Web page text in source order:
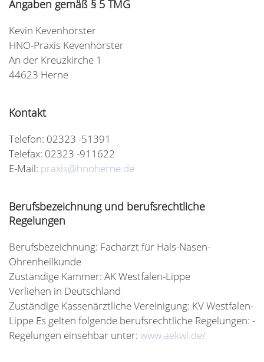
Angaben gemäß § 5 TMG
Kevin Kevenhörster
HNO-Praxis Kevenhörster
An der Kreuzkirche 1
44623 Herne
Kontakt
Telefon: 02323 -51391
Telefax: 02323 -911622
E-Mail: praxis@hnoherne.de
Berufsbezeichnung und berufsrechtliche
Regelungen
Berufsbezeichnung: Facharzt für Hals-Nasen-
Ohrenheilkunde
Zuständige Kammer: ÄK Westfalen-Lippe
Verliehen in Deutschland
Zuständige Kassenärztliche Vereinigung: KV Westfalen-
Lippe Es gelten folgende berufsrechtliche Regelungen: -
Regelungen einsehbar unter: www.aekwl.de/